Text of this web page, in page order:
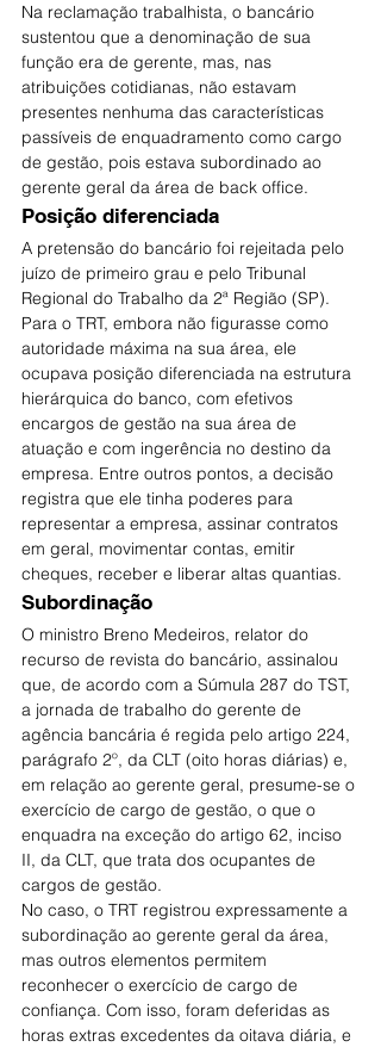
Na reclamação trabalhista, o bancário
sustentou que a denominação de sua
função era de gerente, mas, nas
atribuições cotidianas, não estavam
presentes nenhuma das características
passíveis de enquadramento como cargo
de gestão, pois estava subordinado ao
gerente geral da área de back office.
Posição diferenciada
A pretensão do bancário foi rejeitada pelo
juízo de primeiro grau e pelo Tribunal
Regional do Trabalho da 2ª Região (SP).
Para o TRT, embora não figurasse como
autoridade máxima na sua área, ele
ocupava posição diferenciada na estrutura
hierárquica do banco, com efetivos
encargos de gestão na sua área de
atuação e com ingerência no destino da
empresa. Entre outros pontos, a decisão
registra que ele tinha poderes para
representar a empresa, assinar contratos
em geral, movimentar contas, emitir
cheques, receber e liberar altas quantias.
Subordinação
O ministro Breno Medeiros, relator do
recurso de revista do bancário, assinalou
que, de acordo com a Súmula 287 do TST,
a jornada de trabalho do gerente de
agência bancária é regida pelo artigo 224,
parágrafo 2º, da CLT (oito horas diárias) e,
em relação ao gerente geral, presume-se o
exercício de cargo de gestão, o que o
enquadra na exceção do artigo 62, inciso
II, da CLT, que trata dos ocupantes de
cargos de gestão.
No caso, o TRT registrou expressamente a
subordinação ao gerente geral da área,
mas outros elementos permitem
reconhecer o exercício de cargo de
confiança. Com isso, foram deferidas as
horas extras excedentes da oitava diária, e